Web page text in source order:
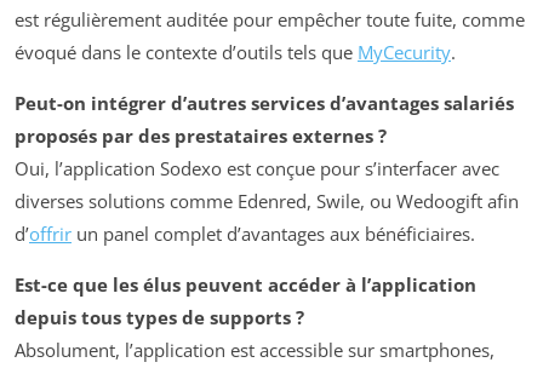
est régulièrement auditée pour empêcher toute fuite, comme
évoqué dans le contexte d’outils tels que MyCecurity.
Peut-on intégrer d’autres services d’avantages salariés
proposés par des prestataires externes ?
Oui, l’application Sodexo est conçue pour s’interfacer avec
diverses solutions comme Edenred, Swile, ou Wedoogift afin
d’offrir un panel complet d’avantages aux bénéficiaires.
Est-ce que les élus peuvent accéder à l’application
depuis tous types de supports ?
Absolument, l’application est accessible sur smartphones,